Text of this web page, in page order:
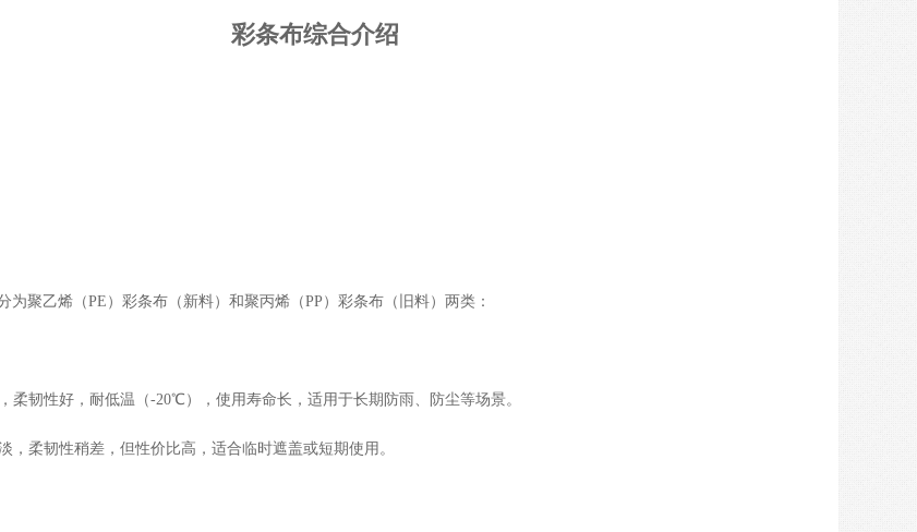
彩条布综合介绍
为聚乙烯（PE） 彩条布 （新料）和聚丙烯（PP） 彩条布 （旧料）两类：
柔韧性好，耐低温（-20℃），使用寿命长，适用于长期防雨、防尘等场景。
，柔韧性稍差，但性价比高，适合临时遮盖或短期使用。